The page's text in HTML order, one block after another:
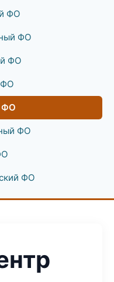
ФО
ФО
ФО
ФО
ФО
ФО
ФО